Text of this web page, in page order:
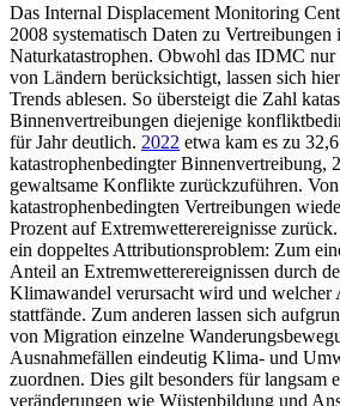
Das Internal Displacement Monitoring
2008 systematisch Daten zu
Naturkatastrophen. Obwohl das IDMC nur
von Ländern berücksichtigt, lassen sich
Trends ablesen. So übersteigt die Zahl
Binnenvertreibungen diejenige
für Jahr deutlich. 2022 etwa kam es zu
katastrophenbedingter Binnenvertreibung,
gewaltsame Kon­flikte zurück­zuführen.
katastrophenbedingten Vertreibungen
Prozent auf Extrem­wetterereig­nisse
ein dop­peltes Attributionsproblem: Zum
Anteil an Extremwetterereignissen durch
Klimawandel verursacht wird und welcher
stattfände. Zum anderen lassen sich
von Migration einzelne
Ausnahmefällen eindeutig Klima- und
zuordnen. Dies gilt besonders für langsam
veränderungen wie Wüstenbildung und